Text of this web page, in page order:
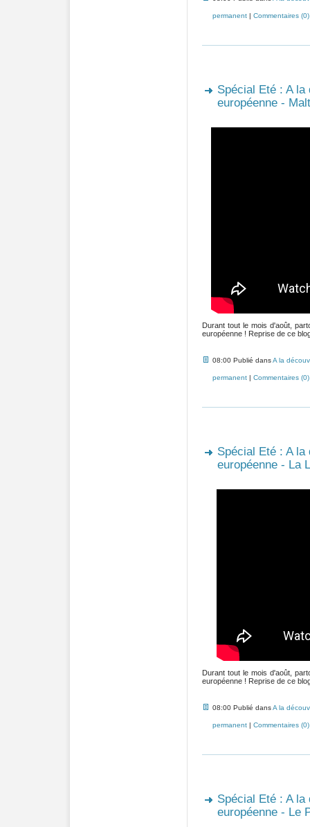
permanent| Commentaires (0)
Spécial Eté : A la
européenne -
Durant tout le mois d'août,
européenne ! Reprise de ce
08:00 Publié dansA la
permanent| Commentaires (0)
Spécial Eté : A la
européenne - La
Durant tout le mois d'août,
européenne ! Reprise de ce
08:00 Publié dansA la
permanent| Commentaires (0)
Spécial Eté : A la
européenne - Le